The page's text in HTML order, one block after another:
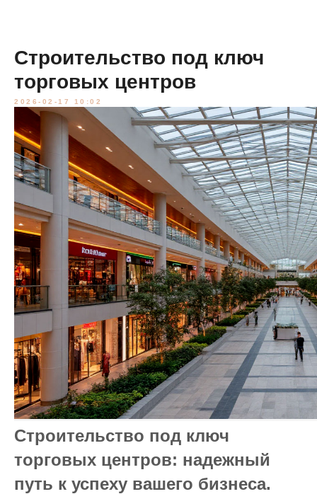
Строительство под ключ
торговых центров
2026-02-17 10:02
Строительство под ключ
торговых центров: надежный
путь к успеху вашего бизнеса.